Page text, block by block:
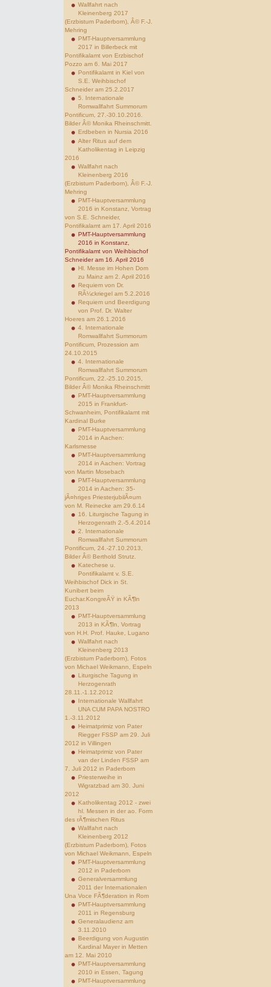
Wallfahrt nach
Kleinenberg 2017
(Erzbistum Paderborn), Â© F.-J.
Mehring
PMT-Hauptversammlung
2017 in Billerbeck mit
Pontifikalamt von Erzbischof
Pozzo am 6. Mai 2017
Pontifikalamt in Kiel von
S.E. Weihbischof
Schneider am 25.2.2017
5. Internationale
Romwallfahrt Summorum
Pontificum, 27.-30.10.2016.
Bilder Â© Monika Rheinschmitt.
Erdbeben in Nursia 2016
Alter Ritus auf dem
Katholikentag in Leipzig
2016
Wallfahrt nach
Kleinenberg 2016
(Erzbistum Paderborn), Â© F.-J.
Mehring
PMT-Hauptversammlung
2016 in Konstanz, Vortrag
von S.E. Schneider,
Pontifikalamt am 17. April 2016
PMT-Hauptversammlung
2016 in Konstanz,
Pontifikalamt von Weihbischof
Schneider am 16. April 2016
Hl. Messe im Hohen Dom
zu Mainz am 2. April 2016
Requiem von Dr.
RÃ¼ckriegel am 5.2.2016
Requiem und Beerdigung
von Prof. Dr. Walter
Hoeres am 26.1.2016
4. Internationale
Romwallfahrt Summorum
Pontificum, Prozession am
24.10.2015
4. Internationale
Romwallfahrt Summorum
Pontificum, 22.-25.10.2015,
Bilder Â© Monika Rheinschmitt
PMT-Hauptversammlung
2015 in Frankfurt-
Schwanheim, Pontifikalamt mit
Kardinal Burke
PMT-Hauptversammlung
2014 in Aachen:
Karlsmesse
PMT-Hauptversammlung
2014 in Aachen: Vortrag
von Martin Mosebach
PMT-Hauptversammlung
2014 in Aachen: 35-
jÃ¤hriges PriesterjubilÃ¤um
von M. Reinecke am 29.6.14
16. Liturgische Tagung in
Herzogenrath 2.-5.4.2014
2. Internationale
Romwallfahrt Summorum
Pontificum, 24.-27.10.2013,
Bilder Â© Berthold Strutz.
Katechese u.
Pontifikalamt v. S.E.
Weihbischof Dick in St.
Kunibert beim
Euchar.KongreÃŸ in KÃ¶ln
2013
PMT-Hauptversammlung
2013 in KÃ¶ln, Vortrag
von H.H. Prof. Hauke, Lugano
Wallfahrt nach
Kleinenberg 2013
(Erzbistum Paderborn), Fotos
von Michael Weikmann, Espeln
Liturgische Tagung in
Herzogenrath
28.11.-1.12.2012
Internationale Wallfahrt
UNA CUM PAPA NOSTRO
1.-3.11.2012
Heimatprimiz von Pater
Riegger FSSP am 29. Juli
2012 in Villingen
Heimatprimiz von Pater
van der Linden FSSP am
7. Juli 2012 in Paderborn
Priesterweihe in
Wigratzbad am 30. Juni
2012
Katholikentag 2012 - zwei
hl. Messen in der ao. Form
des rÃ¶mischen Ritus
Wallfahrt nach
Kleinenberg 2012
(Erzbistum Paderborn), Fotos
von Michael Weikmann, Espeln
PMT-Hauptversammlung
2012 in Paderborn
Generalversammlung
2011 der Internationalen
Una Voce FÃ¶deration in Rom
PMT-Hauptversammlung
2011 in Regensburg
Generalaudienz am
3.11.2010
Beerdigung von Augustin
Kardinal Mayer in Metten
am 12. Mai 2010
PMT-Hauptversammlung
2010 in Essen, Tagung
PMT-Hauptversammlung